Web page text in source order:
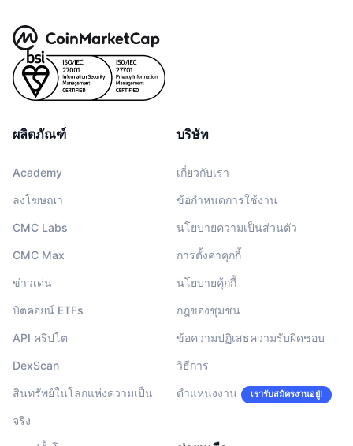
ผลิตภัณฑ์
Academy
ลงโฆษณา
CMC Labs
CMC Max
ข่าวเด่น
บิตคอยน์ ETFs
API คริปโต
DexScan
สินทรัพย์ในโลกแห่งความเป็น
จริง
บริษัท
เกี่ยวกับเรา
ข้อกำหนดการใช้งาน
นโยบายความเป็นส่วนตัว
การตั้งค่าคุกกี้
นโยบายคุ้กกี้
กฎของชุมชน
ข้อความปฏิเสธความรับผิดชอบ
วิธีการ
ตำแหน่งงาน เรารับสมัครงานอยู่!